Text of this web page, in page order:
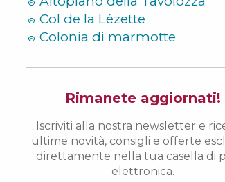
Col de la Lézette
Colonia di marmotte
Rimanete aggiornati!
Iscriviti alla nostra newsletter e
ultime novità, consigli e offerte
direttamente nella tua casella di
elettronica.